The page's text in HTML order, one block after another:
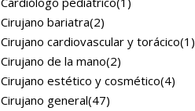
Cirujano bariatra(2)
Cirujano cardiovascular y torácico(1)
Cirujano de la mano(2)
Cirujano estético y cosmético(4)
Cirujano general(47)